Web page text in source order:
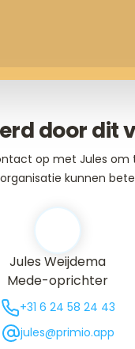
door dit
op met Jules om
kunnen
Jules Weijdema
Mede-oprichter
+31 6 24 58 24 43
jules@primio.app